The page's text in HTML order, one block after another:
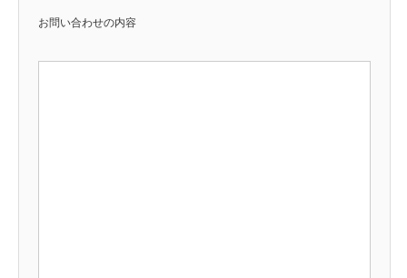
お問い合わせの内容